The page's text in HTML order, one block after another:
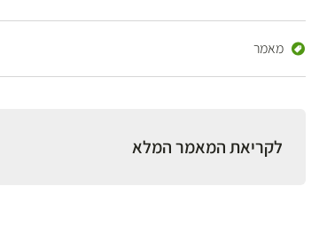
מאמר
לקריאת המאמר המלא